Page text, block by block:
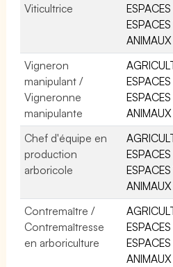
Viticultrice
ANIMAUX
Vigneron
manipulant /
Vigneronne
manipulante
ANIMAUX
Chef d'équipe en
production
arboricole
ANIMAUX
Contremaître /
Contremaîtresse
en arboriculture
ANIMAUX